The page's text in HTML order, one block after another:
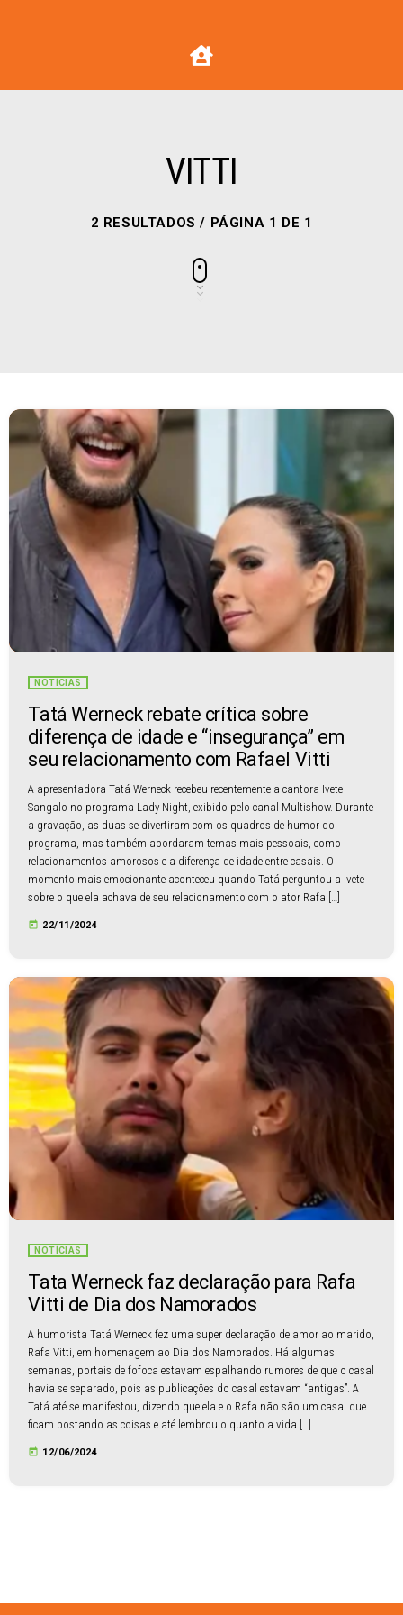
VITTI
2 RESULTADOS / PÁGINA 1 DE 1
NOTÍCIAS
Tatá Werneck rebate crítica sobre
diferença de idade e “insegurança” em
seu relacionamento com Rafael Vitti
A apresentadora Tatá Werneck recebeu recentemente a cantora Ivete
Sangalo no programa Lady Night, exibido pelo canal Multishow. Durante
a gravação, as duas se divertiram com os quadros de humor do
programa, mas também abordaram temas mais pessoais, como
relacionamentos amorosos e a diferença de idade entre casais. O
momento mais emocionante aconteceu quando Tatá perguntou a Ivete
sobre o que ela achava de seu relacionamento com o ator Rafa […]
today 22/11/2024
NOTÍCIAS
Tata Werneck faz declaração para Rafa
Vitti de Dia dos Namorados
A humorista Tatá Werneck fez uma super declaração de amor ao marido,
Rafa Vitti, em homenagem ao Dia dos Namorados. Há algumas
semanas, portais de fofoca estavam espalhando rumores de que o casal
havia se separado, pois as publicações do casal estavam “antigas”. A
Tatá até se manifestou, dizendo que ela e o Rafa não são um casal que
ficam postando as coisas e até lembrou o quanto a vida […]
today 12/06/2024